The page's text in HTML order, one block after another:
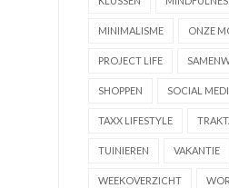
MINIMALISME ONZE
PROJECT LIFE
SHOPPEN SOCIAL
TAXX LIFESTYLE
TUINIEREN VAKANTIE
WEEKOVERZICHT